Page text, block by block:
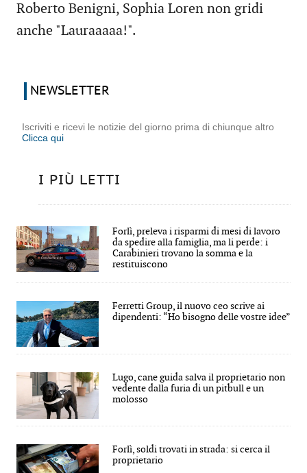
Roberto Benigni, Sophia Loren non gridi
anche "Lauraaaaa!".
NEWSLETTER
Iscriviti e ricevi le notizie del giorno prima di chiunque altro
Clicca qui
I PIÙ LETTI
Forlì, preleva i risparmi di mesi di lavoro
da spedire alla famiglia, ma li perde: i
Carabinieri trovano la somma e la
restituiscono
Ferretti Group, il nuovo ceo scrive ai
dipendenti: “Ho bisogno delle vostre idee”
Lugo, cane guida salva il proprietario non
vedente dalla furia di un pitbull e un
molosso
Forlì, soldi trovati in strada: si cerca il
proprietario